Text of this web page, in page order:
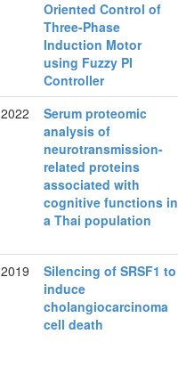
Oriented Control of
Three-Phase
Induction Motor
using Fuzzy PI
Controller
2022
Serum proteomic
analysis of
neurotransmission-
related proteins
associated with
cognitive functions in
a Thai population
2019
Silencing of SRSF1 to
induce
cholangiocarcinoma
cell death